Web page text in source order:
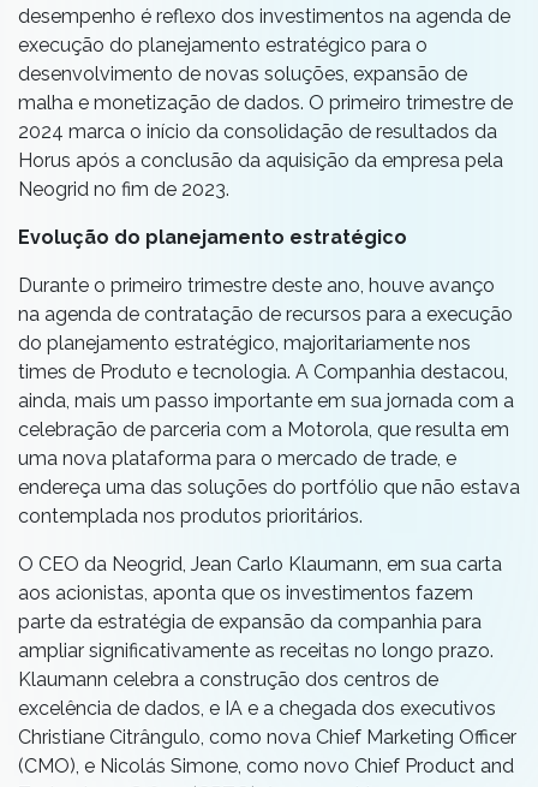
desempenho é reflexo dos investimentos na agenda de
execução do planejamento estratégico para o
desenvolvimento de novas soluções, expansão de
malha e monetização de dados. O primeiro trimestre de
2024 marca o início da consolidação de resultados da
Horus após a conclusão da aquisição da empresa pela
Neogrid no fim de 2023.
Evolução do planejamento estratégico
Durante o primeiro trimestre deste ano, houve avanço
na agenda de contratação de recursos para a execução
do planejamento estratégico, majoritariamente nos
times de Produto e tecnologia. A Companhia destacou,
ainda, mais um passo importante em sua jornada com a
celebração de parceria com a Motorola, que resulta em
uma nova plataforma para o mercado de trade, e
endereça uma das soluções do portfólio que não estava
contemplada nos produtos prioritários.
O CEO da Neogrid, Jean Carlo Klaumann, em sua carta
aos acionistas, aponta que os investimentos fazem
parte da estratégia de expansão da companhia para
ampliar significativamente as receitas no longo prazo.
Klaumann celebra a construção dos centros de
excelência de dados, e IA e a chegada dos executivos
Christiane Citrângulo, como nova Chief Marketing Officer
(CMO), e Nicolás Simone, como novo Chief Product and